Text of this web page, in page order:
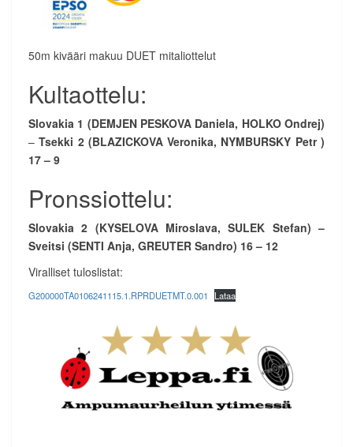
50m kivääri makuu DUET mitaliottelut
Kultaottelu:
Slovakia 1 (DEMJEN PESKOVA Daniela, HOLKO Ondrej)
–Tsekki 2 (BLAZICKOVA Veronika, NYMBURSKY Petr )
17 – 9
Pronssiottelu:
Slovakia 2 (KYSELOVA Miroslava, SULEK Stefan) –
Sveitsi (SENTI Anja, GREUTER Sandro) 16 – 12
Viralliset tuloslistat:
G200000TA0106241115.1.RPRDUETMT.0.001 Lataa